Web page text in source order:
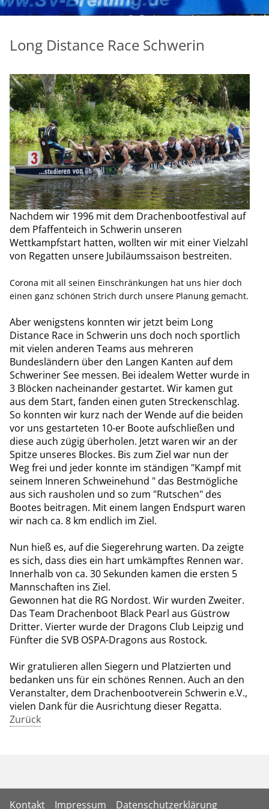
Long Distance Race Schwerin
Nachdem wir 1996 mit dem Drachenbootfestival auf
dem Pfaffenteich in Schwerin unseren
Wettkampfstart hatten, wollten wir mit einer Vielzahl
von Regatten unsere Jubiläumssaison bestreiten.
Corona mit all seinen Einschränkungen hat uns hier doch
einen ganz schönen Strich durch unsere Planung gemacht.
Aber wenigstens konnten wir jetzt beim Long
Distance Race in Schwerin uns doch noch sportlich
mit vielen anderen Teams aus mehreren
Bundesländern über den Langen Kanten auf dem
Schweriner See messen. Bei idealem Wetter wurde in
3 Blöcken nacheinander gestartet. Wir kamen gut
aus dem Start, fanden einen guten Streckenschlag.
So konnten wir kurz nach der Wende auf die beiden
vor uns gestarteten 10-er Boote aufschließen und
diese auch zügig überholen. Jetzt waren wir an der
Spitze unseres Blockes. Bis zum Ziel war nun der
Weg frei und jeder konnte im ständigen "Kampf mit
seinem Inneren Schweinehund " das Bestmögliche
aus sich rausholen und so zum "Rutschen" des
Bootes beitragen. Mit einem langen Endspurt waren
wir nach ca. 8 km endlich im Ziel.
Nun hieß es, auf die Siegerehrung warten. Da zeigte
es sich, dass dies ein hart umkämpftes Rennen war.
Innerhalb von ca. 30 Sekunden kamen die ersten 5
Mannschaften ins Ziel.
Gewonnen hat die RG Nordost. Wir wurden Zweiter.
Das Team Drachenboot Black Pearl aus Güstrow
Dritter. Vierter wurde der Dragons Club Leipzig und
Fünfter dieSVB OSPA-Dragons aus Rostock.
Wir gratulieren allen Siegern und Platzierten und
bedanken uns für ein schönes Rennen. Auch an den
Veranstalter, dem Drachenbootverein Schwerin e.V.,
vielen Dank für die Ausrichtung dieser Regatta.
Zurück
Kontakt Impressum Datenschutzerklärung